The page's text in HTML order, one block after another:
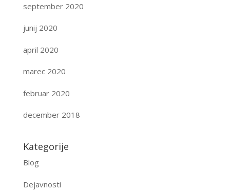
september 2020
junij 2020
april 2020
marec 2020
februar 2020
december 2018
Kategorije
Blog
Dejavnosti